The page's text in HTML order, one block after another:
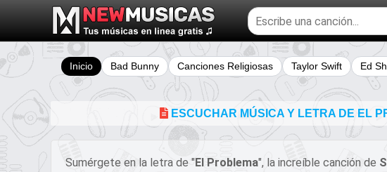
Buscar
temas
musicales
Inicio Bad Bunny Canciones Religiosas Taylor Swift Ed
ESCUCHAR MÚSICA Y LETRA DE EL
Sumérgete en la letra de "El Problema", la increíble canción de